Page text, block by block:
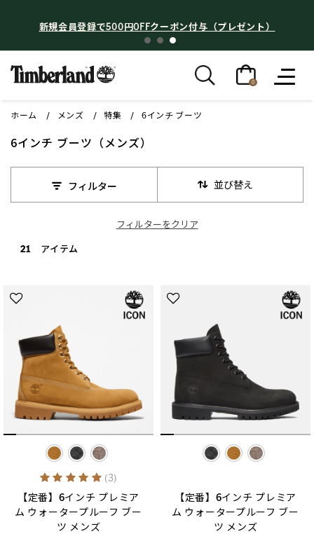
新規会員登録で500円OFFクーポン付与（プレゼント）
0
ホーム メンズ 特集 6インチ ブーツ
6インチ ブーツ（メンズ）
並び替え
フィルター
フィルターをクリア
21 アイテム
selected
5 out of 5 Customer Rating
(3)
【定番】6インチ プレミア
ム ウォータープルーフ ブー
ツ メンズ
selected
【定番】6インチ プレミア
ム ウォータープルーフ ブー
ツ メンズ